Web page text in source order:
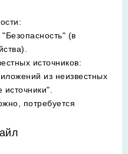
:
(в
источников:
из неизвестных
потребуется